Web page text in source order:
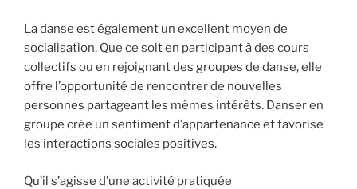
La danse est également un excellent moyen de
socialisation. Que ce soit en participant à des cours
collectifs ou en rejoignant des groupes de danse, elle
offre l’opportunité de rencontrer de nouvelles
personnes partageant les mêmes intérêts. Danser en
groupe crée un sentiment d’appartenance et favorise
les interactions sociales positives.
Qu’il s’agisse d’une activité pratiquée